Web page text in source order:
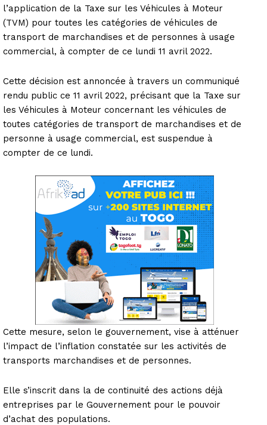
l’application de la Taxe sur les Véhicules à Moteur
(TVM) pour toutes les catégories de véhicules de
transport de marchandises et de personnes à usage
commercial, à compter de ce lundi 11 avril 2022.
Cette décision est annoncée à travers un communiqué
rendu public ce 11 avril 2022, précisant que la Taxe sur
les Véhicules à Moteur concernant les véhicules de
toutes catégories de transport de marchandises et de
personne à usage commercial, est suspendue à
compter de ce lundi.
Cette mesure, selon le gouvernement, vise à atténuer
l’impact de l’inflation constatée sur les activités de
transports marchandises et de personnes.
Elle s’inscrit dans la de continuité des actions déjà
entreprises par le Gouvernement pour le pouvoir
d’achat des populations.